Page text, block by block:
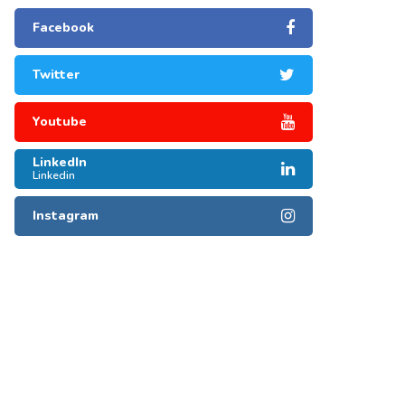
Facebook
Twitter
Youtube
LinkedIn
Linkedin
Instagram